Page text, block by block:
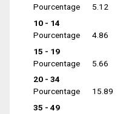
Pourcentage
5.12
10 - 14
Pourcentage
4.86
15 - 19
Pourcentage
5.66
20 - 34
Pourcentage
15.89
35 - 49